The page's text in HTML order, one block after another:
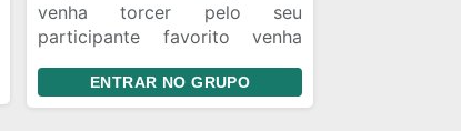
venha torcer pelo seu
participante favorito venha
ENTRAR NO GRUPO